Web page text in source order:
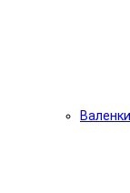
Валенки